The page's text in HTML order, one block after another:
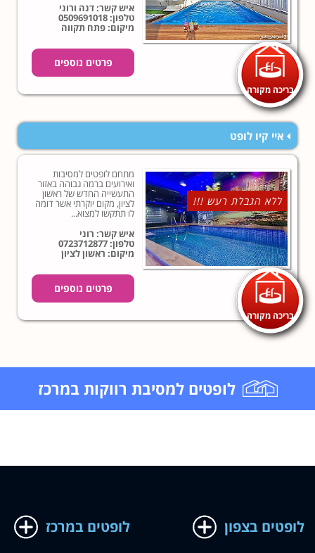
בריכה מקורה
איש קשר: דנה ורוני
טלפון:0509691018
מיקום: פתח תקווה
פרטים נוספים
איי קיו לופט
ללא הגבלת רעש !!!
בריכה מקורה
מתחם לופטים למסיבות
ואירועים ברמה גבוהה באזור
התעשייה החדש של ראשון
לציון, מקום יוקרתי אשר דומה
לו תתקשו למצוא...
איש קשר: רוני
טלפון:0723712877
מיקום: ראשון לציון
פרטים נוספים
לופטים למסיבת רווקות במרכז
לופטים במרכז לופטים בצפון